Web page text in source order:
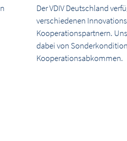
Der VDIV Deutschland
verschiedenen
Kooperationspartnern.
dabei von
Kooperationsabkommen.